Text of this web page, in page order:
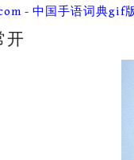
- 中国手语词典gif
开